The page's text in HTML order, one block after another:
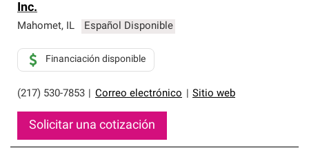
Inc.
Mahomet, IL Español Disponible
(217) 530-7853 Correo electrónico Sitio web
Financiación disponible
Solicitar una cotización